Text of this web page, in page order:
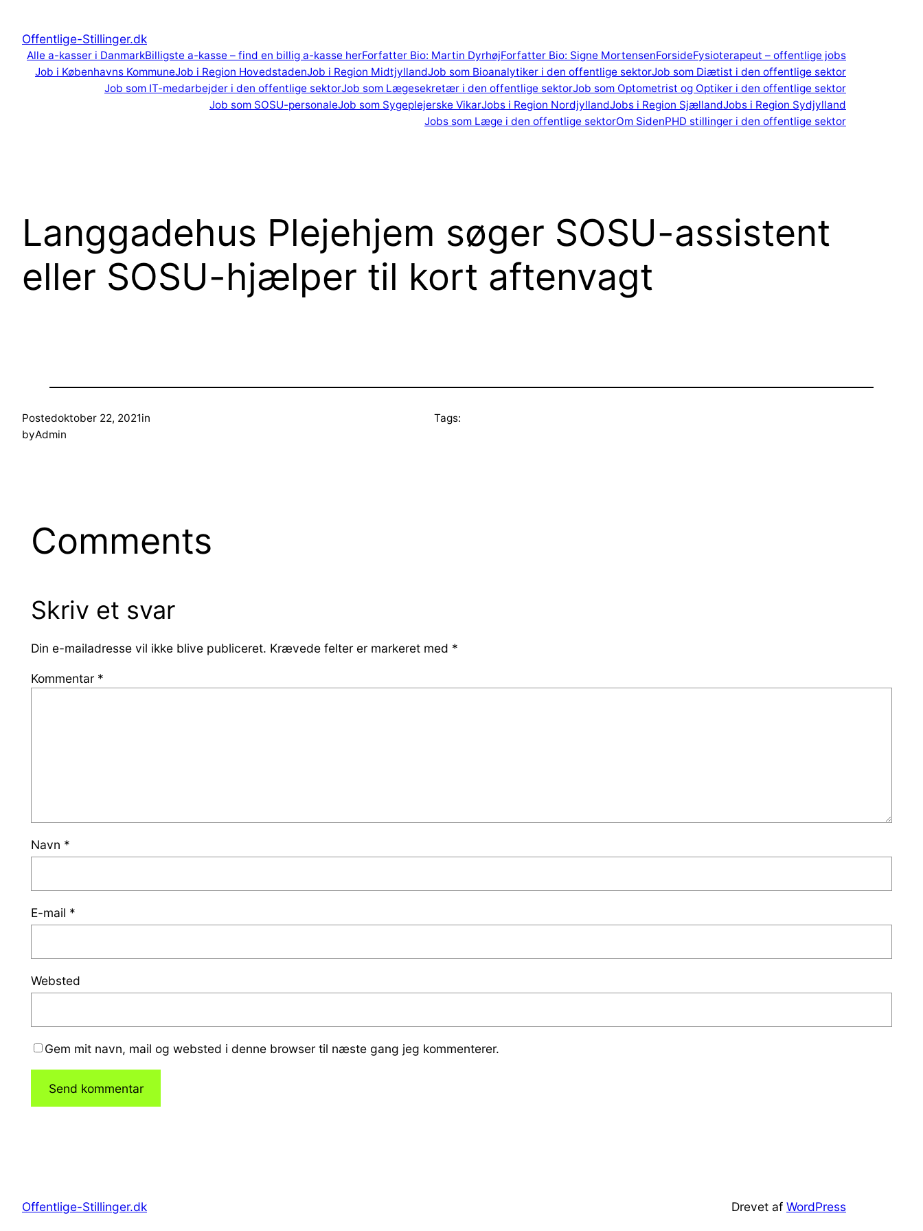
indholdOffentlige-Stillinger.dk
Alle a-kasser i DanmarkBilligste a-kasse – find en billig a-kasse herForfatter Bio: Martin DyrhøjForfatter Bio: Signe MortensenForsideFysioterapeut – offentlige jobs
Job i Københavns KommuneJob i Region HovedstadenJob i Region MidtjyllandJob som Bioanalytiker i den offentlige sektorJob som Diætist i den offentlige sektor
Job som IT-medarbejder i den offentlige sektorJob som Lægesekretær i den offentlige sektorJob som Optometrist og Optiker i den offentlige sektor
Job som SOSU-personaleJob som Sygeplejerske VikarJobs i Region NordjyllandJobs i Region SjællandJobs i Region Sydjylland
Jobs som Læge i den offentlige sektorOm SidenPHD stillinger i den offentlige sektor
Langgadehus Plejehjem søger SOSU-assistent
eller SOSU-hjælper til kort aftenvagt
Postedoktober 22, 2021in
byAdmin
Tags:
Comments
Skriv et svar
Din e-mailadresse vil ikke blive publiceret. Krævede felter er markeret med *
Kommentar *
Navn *
E-mail *
Websted
Gem mit navn, mail og websted i denne browser til næste gang jeg kommenterer.
Offentlige-Stillinger.dk Drevet af WordPress